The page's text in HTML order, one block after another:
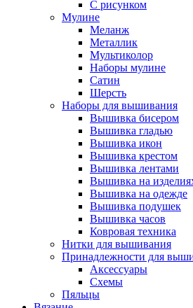
С рисунком
Мулине
Меланж
Металлик
Мультиколор
Наборы мулине
Сатин
Шерсть
Наборы для вышивания
Вышивка бисером
Вышивка гладью
Вышивка икон
Вышивка крестом
Вышивка лентами
Вышивка на
Вышивка на одежде
Вышивка подушек
Вышивка часов
Ковровая техника
Нитки для вышивания
Принадлежности для
Аксессуары
Схемы
Пяльцы